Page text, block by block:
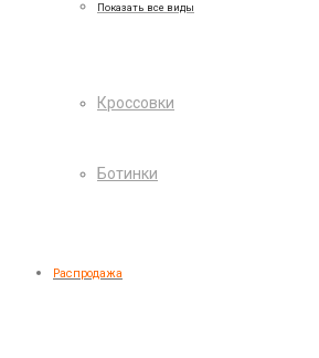
Показать все виды
Кроссовки
Ботинки
Распродажа